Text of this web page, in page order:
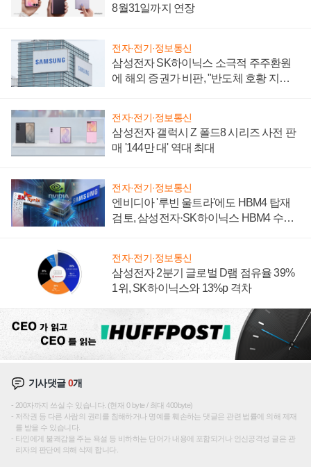
8월31일까지 연장
전자·전기·정보통신
삼성전자 SK하이닉스 소극적 주주환원
에 해외 증권가 비판, "반도체 호황 지속
전자·전기·정보통신
삼성전자 갤럭시 Z 폴드8 시리즈 사전 판
매 '144만 대' 역대 최대
전자·전기·정보통신
엔비디아 '루빈 울트라'에도 HBM4 탑재
검토, 삼성전자·SK하이닉스 HBM4 수율
전자·전기·정보통신
삼성전자 2분기 글로벌 D램 점유율 39%
1위, SK하이닉스와 13%p 격차
기사댓글0개
200자까지 쓰실 수 있습니다. (현재 0 byte / 최대 400byte)
저작권 등 다른 사람의 권리를 침해하거나 명예를 훼손하는 댓글은 관련 법률에 의해 제재
를 받을 수 있습니다.
타인에게 불쾌감을 주는 욕설 등 비하하는 단어가 내용에 포함되거나 인신공격성 글은 관
리자의 판단에 의해 삭제 합니다.